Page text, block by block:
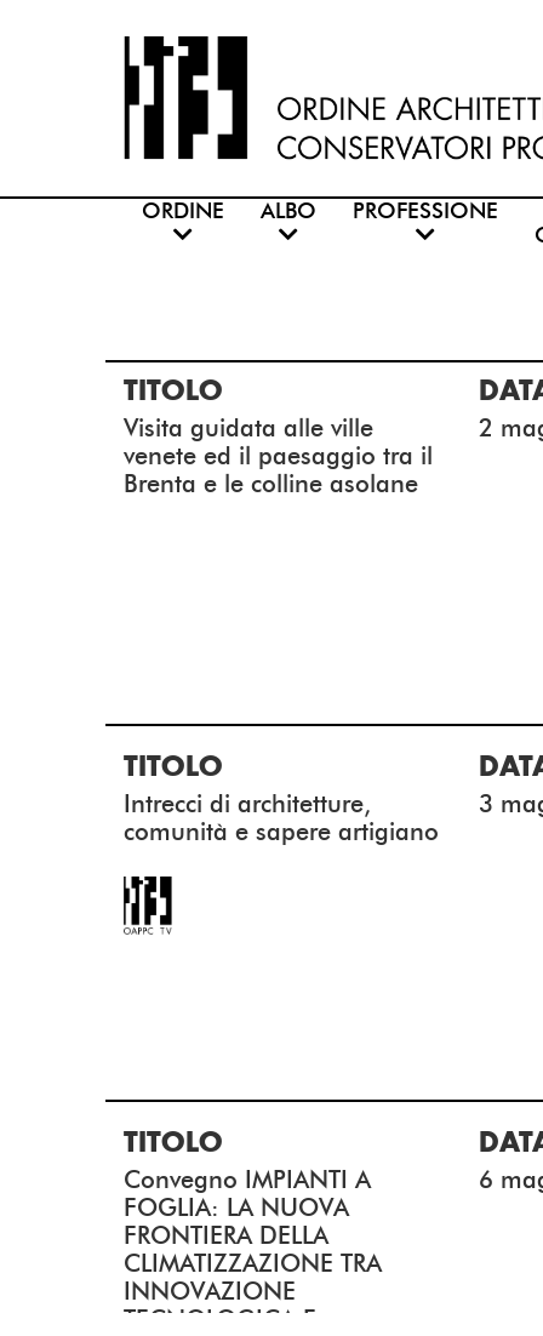
ORDINE ALBO PROFESSIONE
TITOLO
Visita guidata alle ville
venete ed il paesaggio tra il
Brenta e le colline asolane
2
TITOLO
Intrecci di architetture,
comunità e sapere artigiano
3
TITOLO
Convegno IMPIANTI A
FOGLIA: LA NUOVA
FRONTIERA DELLA
CLIMATIZZAZIONE TRA
INNOVAZIONE
TECNOLOGICA E
6